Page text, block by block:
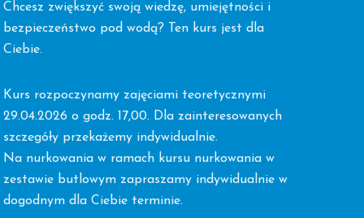
Chcesz zwiększyć swoją wiedzę, umiejętności i
bezpieczeństwo pod wodą? Ten kurs jest dla
Ciebie.
Kurs rozpoczynamy zajęciami teoretycznymi
29.04.2026 o godz. 17,00. Dla zainteresowanych
szczegóły przekażemy indywidualnie.
Na nurkowania w ramach kursu nurkowania w
zestawie butlowym zapraszamy indywidualnie w
dogodnym dla Ciebie terminie.